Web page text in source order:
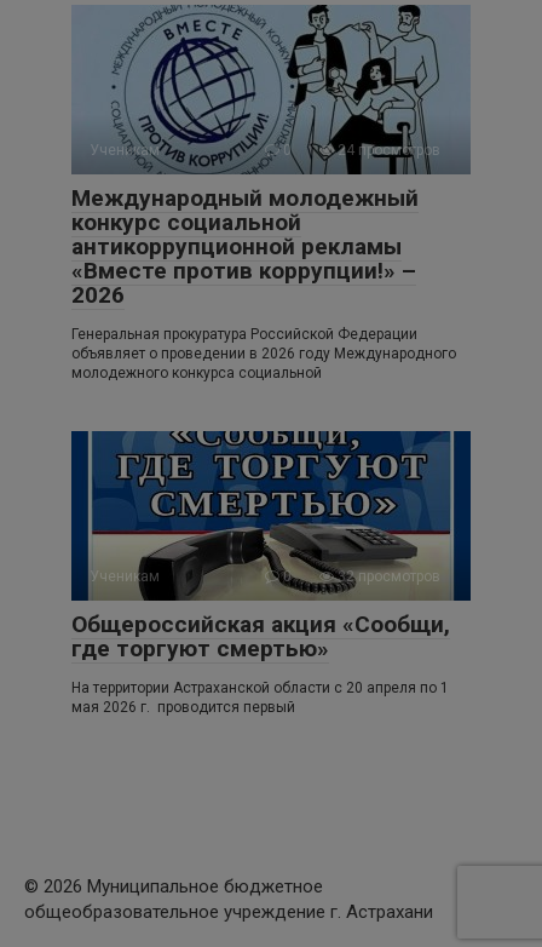
Ученикам 0 24 просмотров
Международный молодежный
конкурс социальной
антикоррупционной рекламы
«Вместе против коррупции!» –
2026
Генеральная прокуратура Российской Федерации
объявляет о проведении в 2026 году Международного
молодежного конкурса социальной
Ученикам 0 32 просмотров
Общероссийская акция «Сообщи,
где торгуют смертью»
На территории Астраханской области с 20 апреля по 1
мая 2026 г. проводится первый
© 2026 Муниципальное бюджетное
общеобразовательное учреждение г. Астрахани